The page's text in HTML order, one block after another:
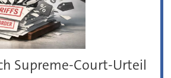
Supreme-Court-Urteil